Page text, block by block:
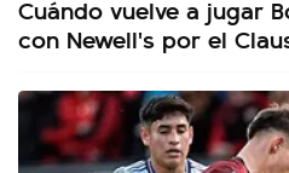
Cuándo vuelve a jugar
con Newell's por el